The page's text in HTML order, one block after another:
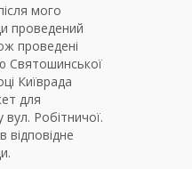
мого
проведений
проведені
Святошинської
Київрада
для
Робітничої.
відповідне